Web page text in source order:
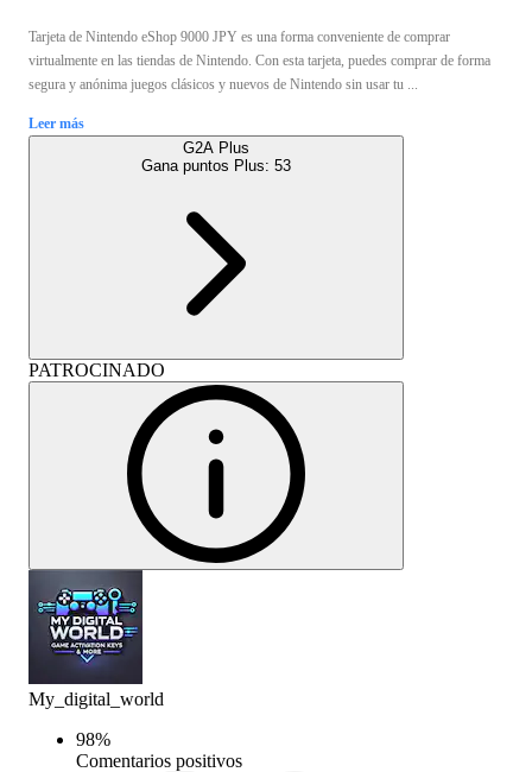
Tarjeta de Nintendo eShop 9000 JPY es una forma conveniente de comprar
virtualmente en las tiendas de Nintendo. Con esta tarjeta, puedes comprar de forma
segura y anónima juegos clásicos y nuevos de Nintendo sin usar tu ...
Leer más
G2A Plus
Gana puntos Plus: 53
PATROCINADO
My_digital_world
98%
Comentarios positivos